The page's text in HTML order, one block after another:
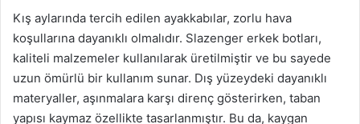
Kış aylarında tercih edilen ayakkabılar, zorlu hava
koşullarına dayanıklı olmalıdır. Slazenger erkek botları,
kaliteli malzemeler kullanılarak üretilmiştir ve bu sayede
uzun ömürlü bir kullanım sunar. Dış yüzeydeki dayanıklı
materyaller, aşınmalara karşı direnç gösterirken, taban
yapısı kaymaz özellikte tasarlanmıştır. Bu da, kaygan